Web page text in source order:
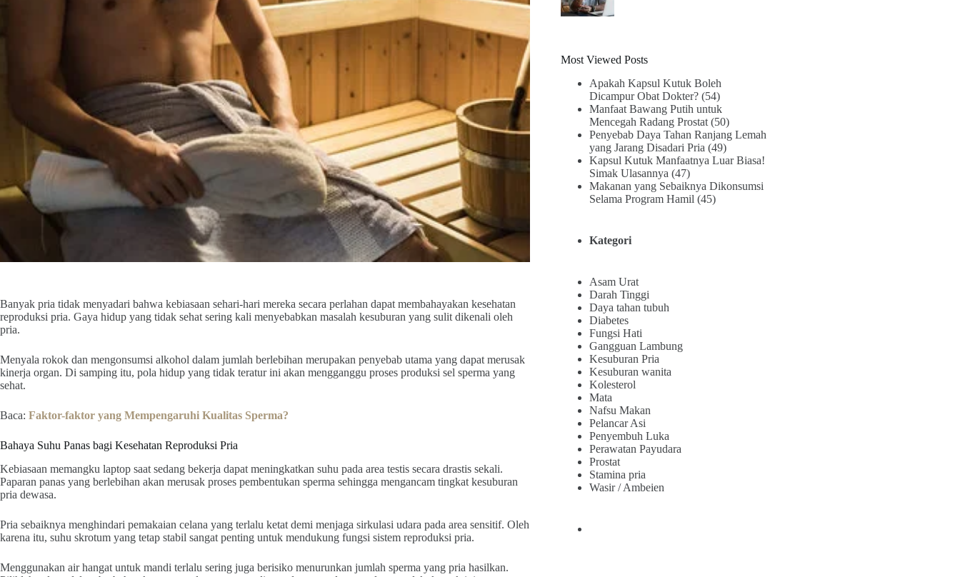
Banyak pria tidak menyadari bahwa kebiasaan sehari-hari mereka secara perlahan dapat membahayakan kesehatan
reproduksi pria. Gaya hidup yang tidak sehat sering kali menyebabkan masalah kesuburan yang sulit dikenali oleh
pria.
Menyala rokok dan mengonsumsi alkohol dalam jumlah berlebihan merupakan penyebab utama yang dapat merusak
kinerja organ. Di samping itu, pola hidup yang tidak teratur ini akan mengganggu proses produksi sel sperma yang
sehat.
Baca: Faktor-faktor yang Mempengaruhi Kualitas Sperma?
Bahaya Suhu Panas bagi Kesehatan Reproduksi Pria
Kebiasaan memangku laptop saat sedang bekerja dapat meningkatkan suhu pada area testis secara drastis sekali.
Paparan panas yang berlebihan akan merusak proses pembentukan sperma sehingga mengancam tingkat kesuburan
pria dewasa.
Pria sebaiknya menghindari pemakaian celana yang terlalu ketat demi menjaga sirkulasi udara pada area sensitif. Oleh
karena itu, suhu skrotum yang tetap stabil sangat penting untuk mendukung fungsi sistem reproduksi pria.
Menggunakan air hangat untuk mandi terlalu sering juga berisiko menurunkan jumlah sperma yang pria hasilkan.
Most Viewed Posts
Apakah Kapsul Kutuk Boleh
Dicampur Obat Dokter? (54)
Manfaat Bawang Putih untuk
Mencegah Radang Prostat (50)
Penyebab Daya Tahan Ranjang Lemah
yang Jarang Disadari Pria (49)
Kapsul Kutuk Manfaatnya Luar Biasa!
Simak Ulasannya (47)
Makanan yang Sebaiknya Dikonsumsi
Selama Program Hamil (45)
Kategori
Asam Urat
Darah Tinggi
Daya tahan tubuh
Diabetes
Fungsi Hati
Gangguan Lambung
Kesuburan Pria
Kesuburan wanita
Kolesterol
Mata
Nafsu Makan
Pelancar Asi
Penyembuh Luka
Perawatan Payudara
Prostat
Stamina pria
Wasir / Ambeien